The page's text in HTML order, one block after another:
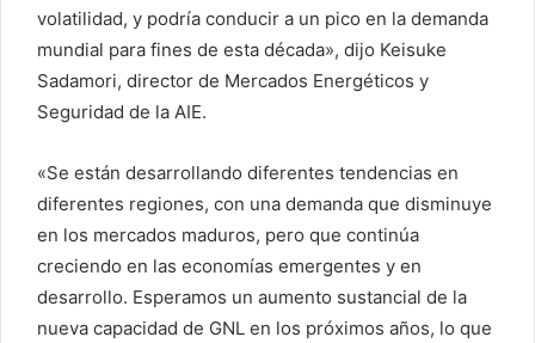
volatilidad, y podría conducir a un pico en la demanda
mundial para fines de esta década», dijo Keisuke
Sadamori, director de Mercados Energéticos y
Seguridad de la AIE.
«Se están desarrollando diferentes tendencias en
diferentes regiones, con una demanda que disminuye
en los mercados maduros, pero que continúa
creciendo en las economías emergentes y en
desarrollo. Esperamos un aumento sustancial de la
nueva capacidad de GNL en los próximos años, lo que